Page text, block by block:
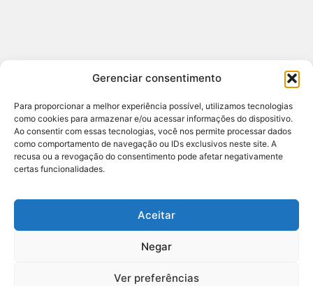
Gerenciar consentimento
Para proporcionar a melhor experiência possível, utilizamos tecnologias
como cookies para armazenar e/ou acessar informações do dispositivo.
Ao consentir com essas tecnologias, você nos permite processar dados
como comportamento de navegação ou IDs exclusivos neste site. A
recusa ou a revogação do consentimento pode afetar negativamente
certas funcionalidades.
Aceitar
Negar
Ver preferências
Contato
redacao@sertao24horas.com.br
CNPJ: 29.653.084/0001-44 / Central de Noticias
Sertão e Agreste
ENDEREÇO: RUA JOSE AMORIM 7A ANDAR 1,
SANTANA DO IPANEMA, ALAGOAS - BR
RESPONSÁVEL: DAVI VALÕES (82) 99808-2367